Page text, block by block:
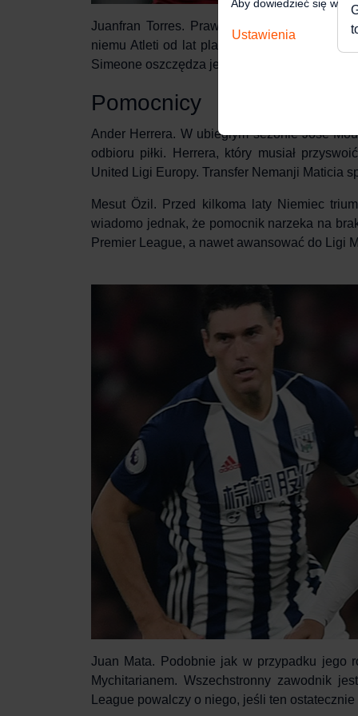
Juanfran Torres. Prawy obrońca Atlético od
niemu Atleti od lat plasują się wysoko w
Simeone oszczędza jego siły, wystawiając
Pomocnicy
Ander Herrera. W ubiegłym sezonie José
odbioru piłki. Herrera, który musiał
United Ligi Europy. Transfer Nemanji Maticia
Mesut Özil . Przed kilkoma laty Niemiec
wiadomo jednak, że pomocnik narzeka na
Premier League, a nawet awansować do Ligi
Juan Mata. Podobnie jak w przypadku jego
Mychitarianem. Wszechstronny zawodnik
League powalczy o niego, jeśli ten
Aby dowiedzieć się
Ustawienia